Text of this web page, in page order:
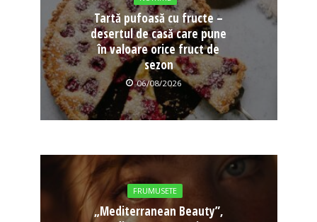
Tartă pufoasă cu fructe –
desertul de casă care pune
în valoare orice fruct de
sezon
06/08/2026
FRUMUSETE
„Mediterranean Beauty”,